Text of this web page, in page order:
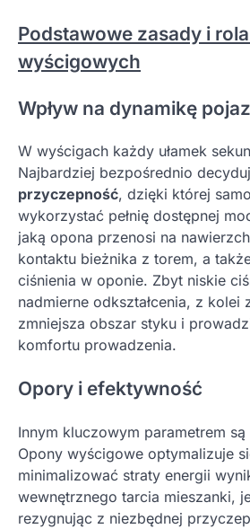
Podstawowe zasady i
wyścigowych
Wpływ na dynamikę
W wyścigach każdy ułamek
Najbardziej bezpośrednio
przyczepność, dzięki której
wykorzystać pełnię dostępnej
jaką opona przenosi na
kontaktu bieżnika z torem, a
ciśnienia w oponie. Zbyt niskie
nadmierne odkształcenia, z kolei
zmniejsza obszar styku i
komfortu prowadzenia.
Opory i efektywność
Innym kluczowym parametrem są
Opony wyścigowe optymalizuje
minimalizować straty energii
wewnętrznego tarcia mieszanki,
rezygnując z niezbędnej